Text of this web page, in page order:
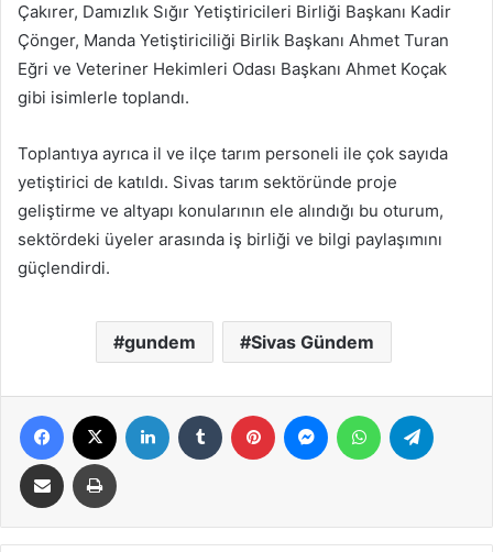
Çakırer, Damızlık Sığır Yetiştiricileri Birliği Başkanı Kadir
Çönger, Manda Yetiştiriciliği Birlik Başkanı Ahmet Turan
Eğri ve Veteriner Hekimleri Odası Başkanı Ahmet Koçak
gibi isimlerle toplandı.
Toplantıya ayrıca il ve ilçe tarım personeli ile çok sayıda
yetiştirici de katıldı. Sivas tarım sektöründe proje
geliştirme ve altyapı konularının ele alındığı bu oturum,
sektördeki üyeler arasında iş birliği ve bilgi paylaşımını
güçlendirdi.
gundem Sivas Gündem
Facebook LinkedIn Tumblr Pinterest MessengerWhatsApp
E-Posta ile paylaş Yazdır